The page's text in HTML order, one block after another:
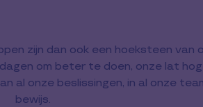
zijn dan ook een hoeksteen van
om beter te doen, onze lat
al onze beslissingen, in al onze
bewijs.